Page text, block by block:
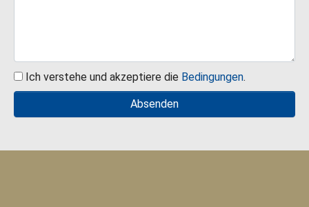
Ich verstehe und akzeptiere die Bedingungen.